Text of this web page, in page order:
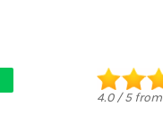
4.0/5from